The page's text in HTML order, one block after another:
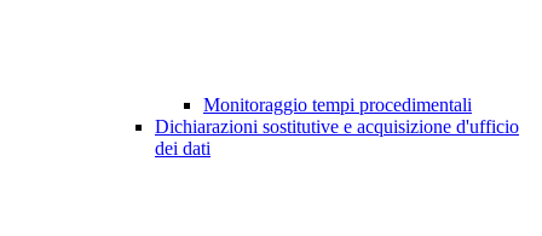
Monitoraggio tempi procedimentali
Dichiarazioni sostitutive e acquisizione d'ufficio
dei dati